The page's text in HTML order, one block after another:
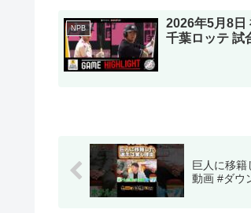
NPB
2026年5月8日
千葉ロッテ 試
巨人に移
動画 #ダウ